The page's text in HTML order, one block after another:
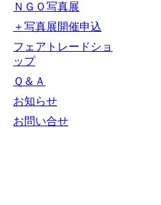
ＮＧＯ写真展
＋写真展開催申込
フェアトレードショ
ップ
Ｑ＆Ａ
お知らせ
お問い合せ